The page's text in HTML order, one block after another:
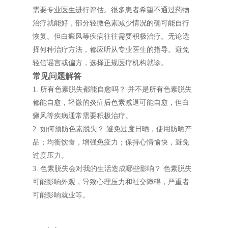
需要专业医生进行评估。很多患者希望不通过药物
治疗就能好，部分轻微色素减少情况的确可能自行
恢复。但白癜风等疾病往往需要积极治疗。无论选
择何种治疗方法，都应听从专业医生的指导。避免
轻信谣言或偏方，选择正规医疗机构就诊。
常见问题解答
1. 所有色素脱失都能自愈吗？ 并不是所有色素脱失
都能自愈，轻微的炎症后色素减退可能自愈，但白
癜风等疾病通常需要积极治疗。
2. 如何预防色素脱失？ 避免过度日晒，使用防晒产
品；均衡饮食，增强免疫力；保持心情愉快，避免
过度压力。
3. 色素脱失会对我的生活造成哪些影响？ 色素脱失
可能影响外观，导致心理压力和社交障碍，严重者
可能影响就业等。